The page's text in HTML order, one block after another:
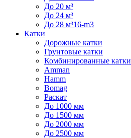
До 20 м³
До 24 м³
До 28 м³16-m3
Катки
Дорожные катки
Грунтовые катки
Комбинированные катки
Amman
Hamm
Bomag
Раскат
До 1000 мм
До 1500 мм
До 2000 мм
До 2500 мм